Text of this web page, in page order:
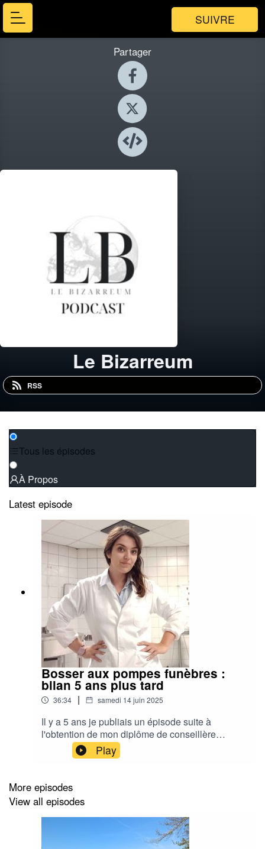
SUIVRE
Partager
Le Bizarreum
RSS
Tous les épisodes
À Propos
Latest episode
Bosser aux pompes funèbres :
bilan 5 ans plus tard
36:34 | samedi 14 juin 2025
Il y a 5 ans je publiais un épisode suite à
l'obtention de mon diplôme de conseillère
funéraire et maître de cérémonie. Qu'en est-il 5
ans plus tard? En me spécialisant en transport
pensais pas que ma vision de la mort deviendrait
aussi engagée pour les vivants.
Play
More episodes
View all episodes